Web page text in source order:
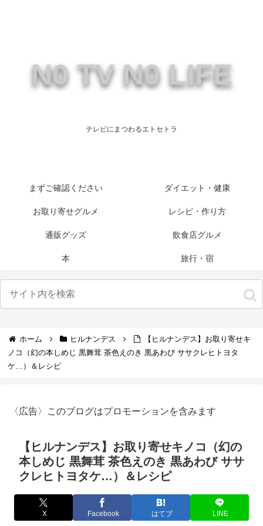
N0 TV N0 LIFE
テレビにまつわるエトセトラ
まずご確認ください ダイエット・健康
お取り寄せグルメ レシピ・作り方
通販グッズ 飲食店グルメ
本 旅行・宿
ホーム ヒルナンデス
【ヒルナンデス】お取り寄せキ
ノコ（幻の本しめじ 黒舞茸 茶色えのき 黒あわび ササクレヒトヨタ
ケ…）＆レシピ
〈広告〉このブログはプロモーションを含みます
【ヒルナンデス】お取り寄せキノコ（幻の
本しめじ 黒舞茸 茶色えのき 黒あわび ササ
クレヒトヨタケ…）＆レシピ
X Facebook はてブ LINE